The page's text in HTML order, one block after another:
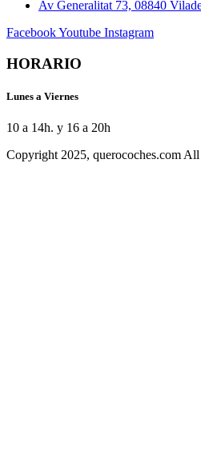
Av Generalitat 73, 08840
FacebookYoutube Instagram
HORARIO
Lunes a Viernes
10 a 14h. y 16 a 20h
Copyright 2025, querocoches.com